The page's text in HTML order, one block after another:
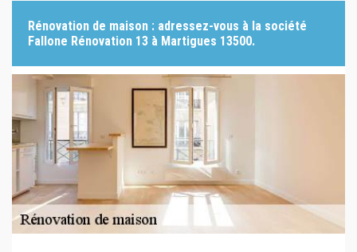
Rénovation de maison : adressez-vous à la société
Fallone Rénovation 13 à Martigues 13500.